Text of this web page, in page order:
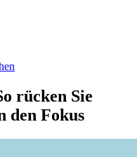
rücken Sie
den Fokus